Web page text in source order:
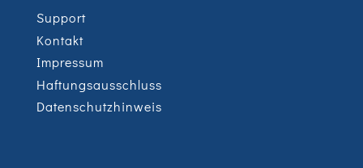
Support
Kontakt
Impressum
Haftungsausschluss
Datenschutzhinweis